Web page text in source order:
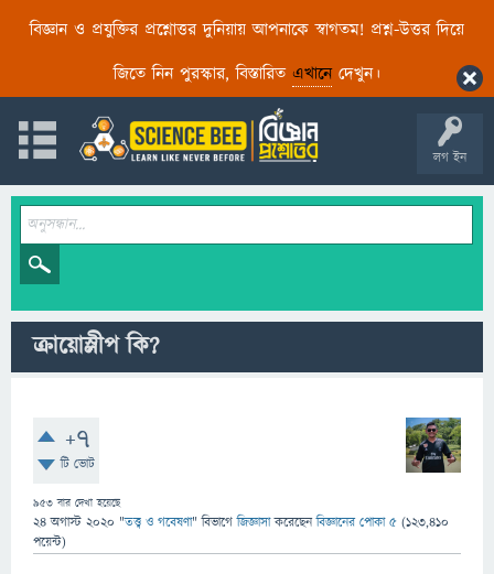
বিজ্ঞান ও প্রযুক্তির প্রশ্নোত্তর দুনিয়ায় আপনাকে স্বাগতম! প্রশ্ন-উত্তর দিয়ে
জিতে নিন পুরস্কার, বিস্তারিত এখানেদেখুন।
লগ ইন
ক্রায়োস্লীপ কি?
+7
টি ভোট
953 বার দেখা হয়েছে
24 অগাস্ট 2020 "তত্ত্ব ও গবেষণা" বিভাগে জিজ্ঞাসাকরেছেনবিজ্ঞানের পোকা ৫ (123,410
পয়েন্ট)